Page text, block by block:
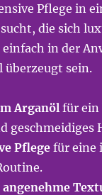
Pflege in
sucht, die sich
in der
überzeugt sein.
Arganöl für ein
geschmeidiges
Pflege für eine